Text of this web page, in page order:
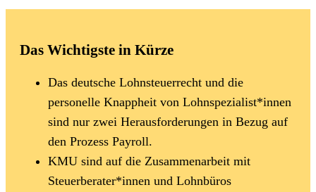
Das Wichtigste in Kürze
Das deutsche Lohnsteuerrecht und die
personelle Knappheit von Lohnspezialist*innen
sind nur zwei Herausforderungen in Bezug auf
den Prozess Payroll.
KMU sind auf die Zusammenarbeit mit
Steuerberater*innen und Lohnbüros